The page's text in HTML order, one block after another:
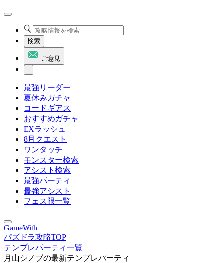
検索
ご意見
最強リーダー
夏休みガチャ
コードギアス
おすすめガチャ
EXラッシュ
8月クエスト
ワンタッチ
モンスター検索
アシスト検索
最強パーティ
最強アシスト
フェス限一覧
GameWith
パズドラ攻略TOP
テンプレパーティ一覧
月山シノブの最新テンプレパーティ